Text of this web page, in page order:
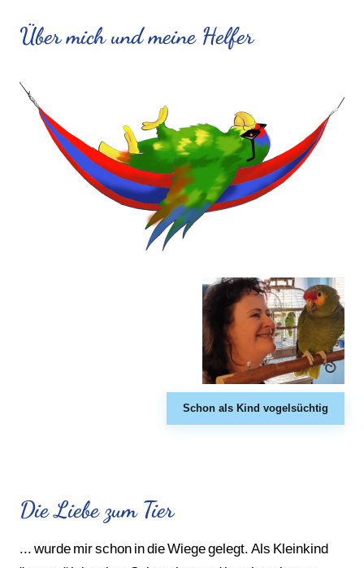
Über mich und meine Helfer
Schon als Kind vogelsüchtig
Die Liebe zum Tier
... wurde mir schon in die Wiege gelegt. Als Kleinkind